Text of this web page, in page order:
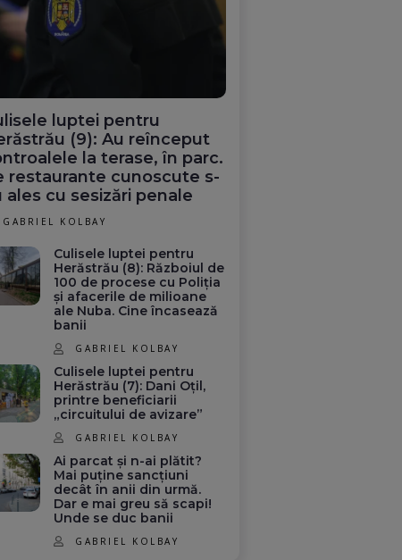
luptei pentru
(9): Au reînceput
la terase, în parc.
restaurante cunoscute s-
ales cu sesizări penale
GABRIEL KOLBAY
Culisele luptei pentru
Herăstrău (8): Războiul de
100 de procese cu Poliția
și afacerile de milioane
ale Nuba. Cine încasează
banii
GABRIEL KOLBAY
Culisele luptei pentru
Herăstrău (7): Dani Oțil,
printre beneficiarii
„circuitului de avizare”
GABRIEL KOLBAY
Ai parcat și n-ai plătit?
Mai puține sancțiuni
decât în anii din urmă.
Dar e mai greu să scapi!
Unde se duc banii
GABRIEL KOLBAY